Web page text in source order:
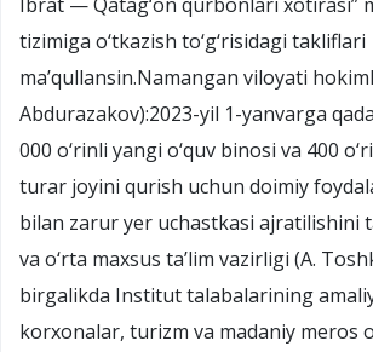
tizimiga o‘tkazish to‘g‘risidagi takliflari
ma’qullansin.Namangan viloyati
Abdurazakov):2023-yil 1-yanvarga
000 o‘rinli yangi o‘quv binosi va 400
turar joyini qurish uchun doimiy
bilan zarur yer uchastkasi ajratilishini
va o‘rta maxsus ta’lim vazirligi (A.
birgalikda Institut talabalarining
korxonalar, turizm va madaniy meros